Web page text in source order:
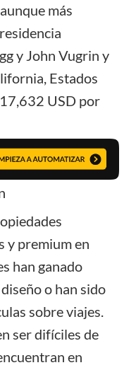
más
y John Vugrin y
Estados
USD por
y premium en
han ganado
o han sido
sobre viajes.
ser difíciles de
en